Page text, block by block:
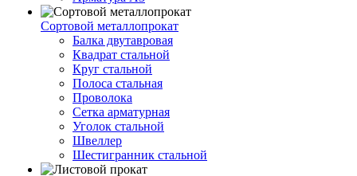
Сортовой металлопрокат
Балка двутавровая
Квадрат стальной
Круг стальной
Полоса стальная
Проволока
Сетка арматурная
Уголок стальной
Швеллер
Шестигранник стальной